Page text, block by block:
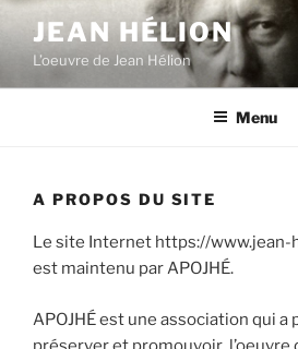
contenu
principal
JEAN HÉLION
L’oeuvre de Jean Hélion
Menu
A PROPOS DU SITE
Le site Internet https://www.jean-
est maintenu par APOJHÉ.
APOJHÉ est une association qui